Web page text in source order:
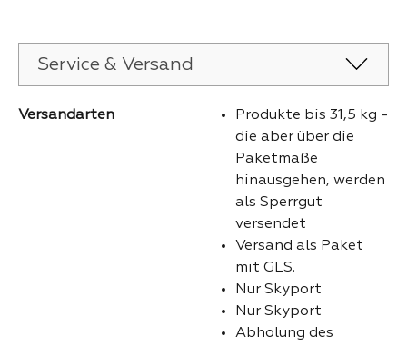
Service & Versand
Versandarten
Produkte bis 31,5 kg -
die aber über die
Paketmaße
hinausgehen, werden
als Sperrgut
versendet
Versand als Paket
mit GLS.
Nur Skyport
Nur Skyport
Abholung des